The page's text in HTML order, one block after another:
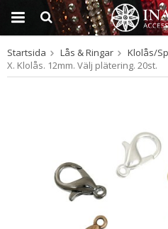
Produkten
tillagd i
Startsida Lås & Ringar
Klolås/
X. Klolås. 12mm. Välj plätering. 20st.